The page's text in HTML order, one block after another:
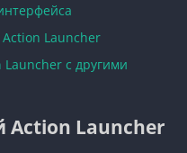
Launcher
с другими
Action Launcher